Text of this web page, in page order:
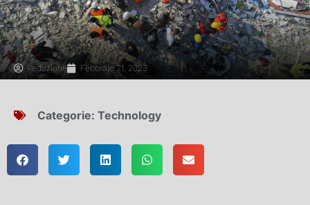
Redazione Febbraio 21, 2023
Categorie: Technology